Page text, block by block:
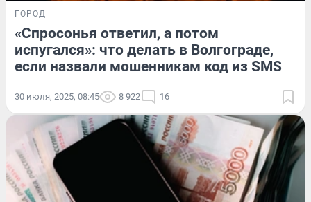
ГОРОД
«Спросонья ответил, а потом
испугался»: что делать в Волгограде,
если назвали мошенникам код из SMS
30 июля, 2025, 08:45 8 922 16